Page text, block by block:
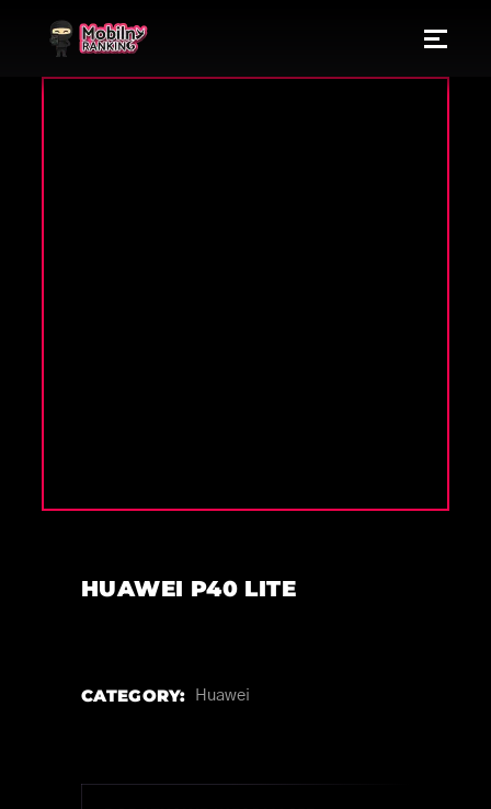
HUAWEI P40 LITE
CATEGORY: Huawei